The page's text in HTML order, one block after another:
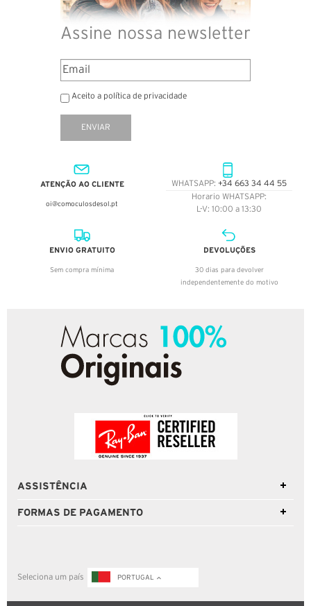
Assine nossa newsletter
Aceito a política de privacidade
ENVIAR
ATENÇÃO AO CLIENTE
oi@comoculosdesol.pt
WHATSAPP: +34 663 34 44 55
Horario WHATSAPP:
L-V: 10:00 a 13:30
ENVIO GRATUITO
Sem compra mínima
DEVOLUÇÕES
30 dias para devolver
independentemente do motivo
ASSISTÊNCIA
FORMAS DE PAGAMENTO
Seleciona um país PORTUGAL